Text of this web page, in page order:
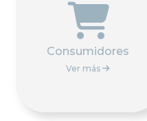

Consumidores
Ver más 